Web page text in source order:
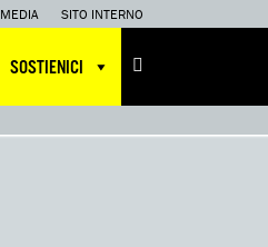
MEDIA SITO INTERNO
SOSTIENICI